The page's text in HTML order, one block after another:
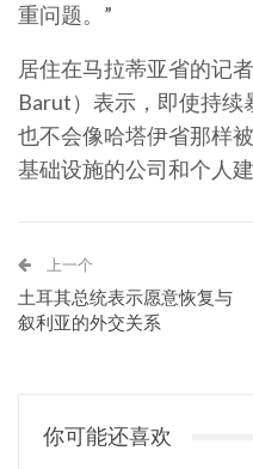
重问题。”
居住在马拉蒂亚省的记
Barut）表示，即使持
也不会像哈塔伊省那样
基础设施的公司和个人建
上一个
土耳其总统表示愿意恢复与
叙利亚的外交关系
你可能还喜欢